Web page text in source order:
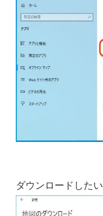
ダウンロードしたい